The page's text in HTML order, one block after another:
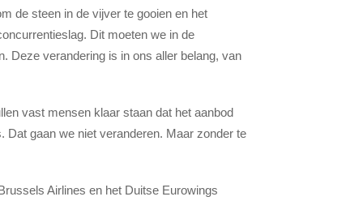
de steen in de vijver te gooien en het
Dit moeten we in de
Deze verandering is in ons aller belang, van
vast mensen klaar staan dat het aanbod
Dat gaan we niet veranderen. Maar zonder te
Airlines en het Duitse Eurowings